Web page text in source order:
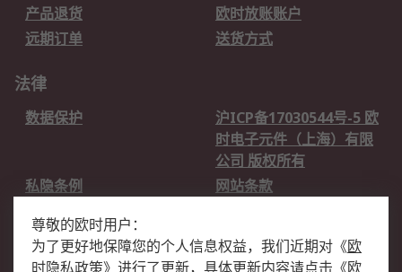
产品退货
欧时放账账户
远期订单
送货方式
法律
数据保护
沪ICP备17030544号-5 欧
时电子元件（上海）有限
公司 版权所有
私隐条例
网站条款
关于欧时
尊敬的欧时用户：
为了更好地保障您的个人信息权益，我们近期对 《欧
时隐私政策》 进行了更新，具体更新内容请点击 《欧